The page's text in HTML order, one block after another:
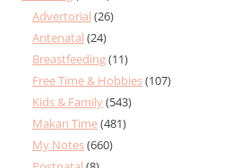
Advertorial (26)
Antenatal (24)
Breastfeeding(11)
Free Time & Hobbies(107)
Kids & Family(543)
Makan Time(481)
My Notes(660)